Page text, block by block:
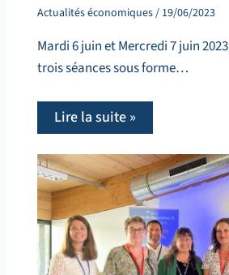
Actualités économiques/ 19/06/2023
Mardi 6 juin et Mercredi 7 juin
trois séances sous forme…
Lire la suite »